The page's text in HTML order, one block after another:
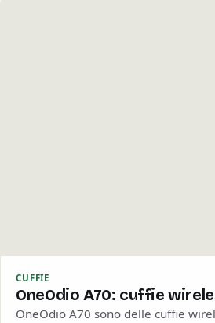
CUFFIE
OneOdio A70: cuffie
OneOdio A70 sono delle cuffie